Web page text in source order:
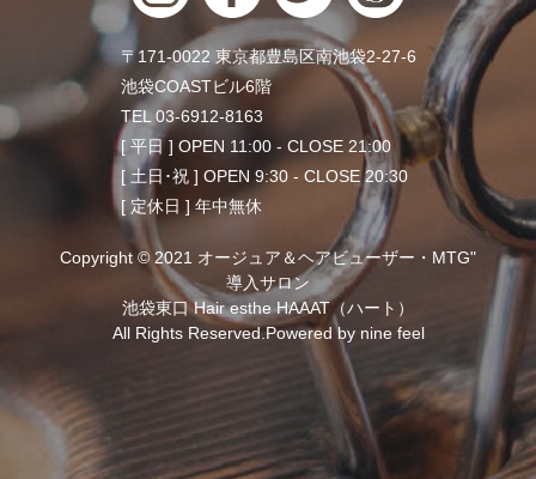
〒171-0022 東京都豊島区南池袋2-27-6
池袋COASTビル6階
TEL 03-6912-8163
[ 平日 ] OPEN 11:00 - CLOSE 21:00
[ 土日･祝 ] OPEN 9:30 - CLOSE 20:30
[ 定休日 ] 年中無休
Copyright © 2021 オージュア＆ヘアビューザー・MTG"
導入サロン
池袋東口 Hair esthe HAAAT（ハート）
All Rights Reserved.Powered by nine feel